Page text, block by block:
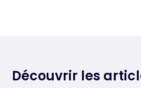
Découvrir les